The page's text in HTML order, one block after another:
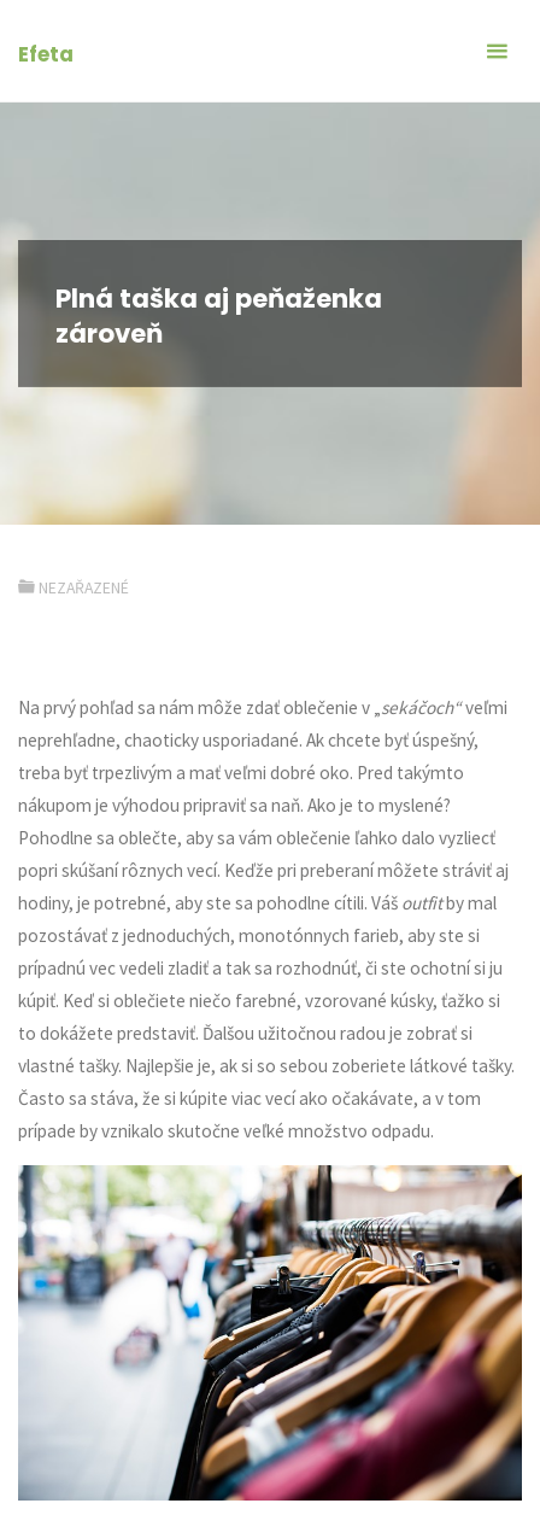
Efeta
Plná taška aj peňaženka
zároveň
NEZAŘAZENÉ
Na prvý pohľad sa nám môže zdať oblečenie v „sekáčoch“veľmi
neprehľadne, chaoticky usporiadané. Ak chcete byť úspešný,
treba byť trpezlivým a mať veľmi dobré oko. Pred takýmto
nákupom je výhodou pripraviť sa naň. Ako je to myslené?
Pohodlne sa oblečte, aby sa vám oblečenie ľahko dalo vyzliecť
popri skúšaní rôznych vecí. Keďže pri preberaní môžete stráviť aj
hodiny, je potrebné, aby ste sa pohodlne cítili. Váš outfitby mal
pozostávať z jednoduchých, monotónnych farieb, aby ste si
prípadnú vec vedeli zladiť a tak sa rozhodnúť, či ste ochotní si ju
kúpiť. Keď si oblečiete niečo farebné, vzorované kúsky, ťažko si
to dokážete predstaviť. Ďalšou užitočnou radou je zobrať si
vlastné tašky. Najlepšie je, ak si so sebou zoberiete látkové tašky.
Často sa stáva, že si kúpite viac vecí ako očakávate, a v tom
prípade by vznikalo skutočne veľké množstvo odpadu.